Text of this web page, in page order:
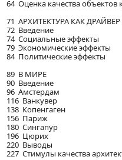
64 Оценка качества
71 АРХИТЕКТУРА КАК
72 Введение
74 Социальные эффекты
79 Экономические эффекты
84 Политические эффекты
89 В МИРЕ
90 Введение
96 Амстердам
116 Ванкувер
138 Копенгаген
156 Париж
180 Сингапур
196 Цюрих
220 Выводы
227 Стимулы качества